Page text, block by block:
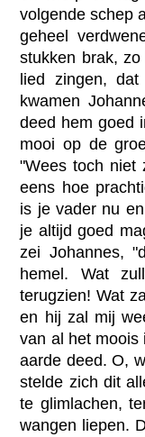
volgende schep
geheel
stukken brak,
lied zingen,
kwamen
deed hem goed
mooi op de
"Wees toch niet
eens hoe
is je vader nu
je altijd goed
zei Johannes,
hemel. Wat
terugzien! Wat
en hij zal mij
van al het moois
aarde deed. O,
stelde zich dit
te glimlachen,
wangen liepen.